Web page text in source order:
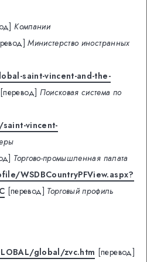
Компании
Министерство иностранных
saint-vincent-and-the-
[перевод] Поисковая система по
vincent-
Торгово-промышленная палата
WSDBCountryPFView.aspx?
[перевод] Торговый профиль
global/zvc.htm [перевод]